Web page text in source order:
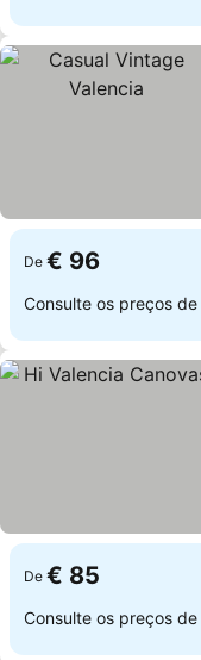
De € 96
Consulte os preços de
De € 85
Consulte os preços de